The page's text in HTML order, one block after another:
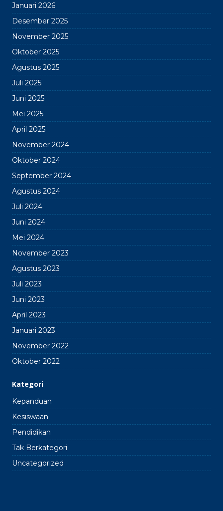
Januari 2026
Desember 2025
November 2025
Oktober 2025
Agustus 2025
Juli 2025
Juni 2025
Mei 2025
April 2025
November 2024
Oktober 2024
September 2024
Agustus 2024
Juli 2024
Juni 2024
Mei 2024
November 2023
Agustus 2023
Juli 2023
Juni 2023
April 2023
Januari 2023
November 2022
Oktober 2022
Kategori
Kepanduan
Kesiswaan
Pendidikan
Tak Berkategori
Uncategorized